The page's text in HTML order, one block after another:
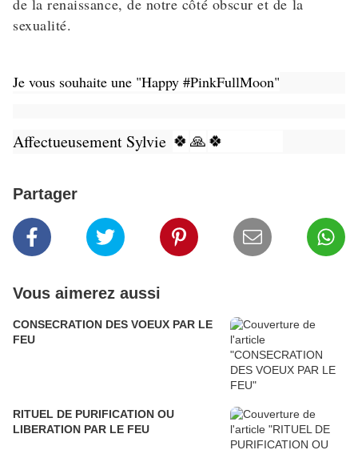
sexualité.
Je vous souhaite une "Happy #PinkFullMoon"
Affectueusement Sylvie 🍀🙏🍀
Partager
Vous aimerez aussi
CONSECRATION DES VOEUX PAR LE
FEU
RITUEL DE PURIFICATION OU
LIBERATION PAR LE FEU